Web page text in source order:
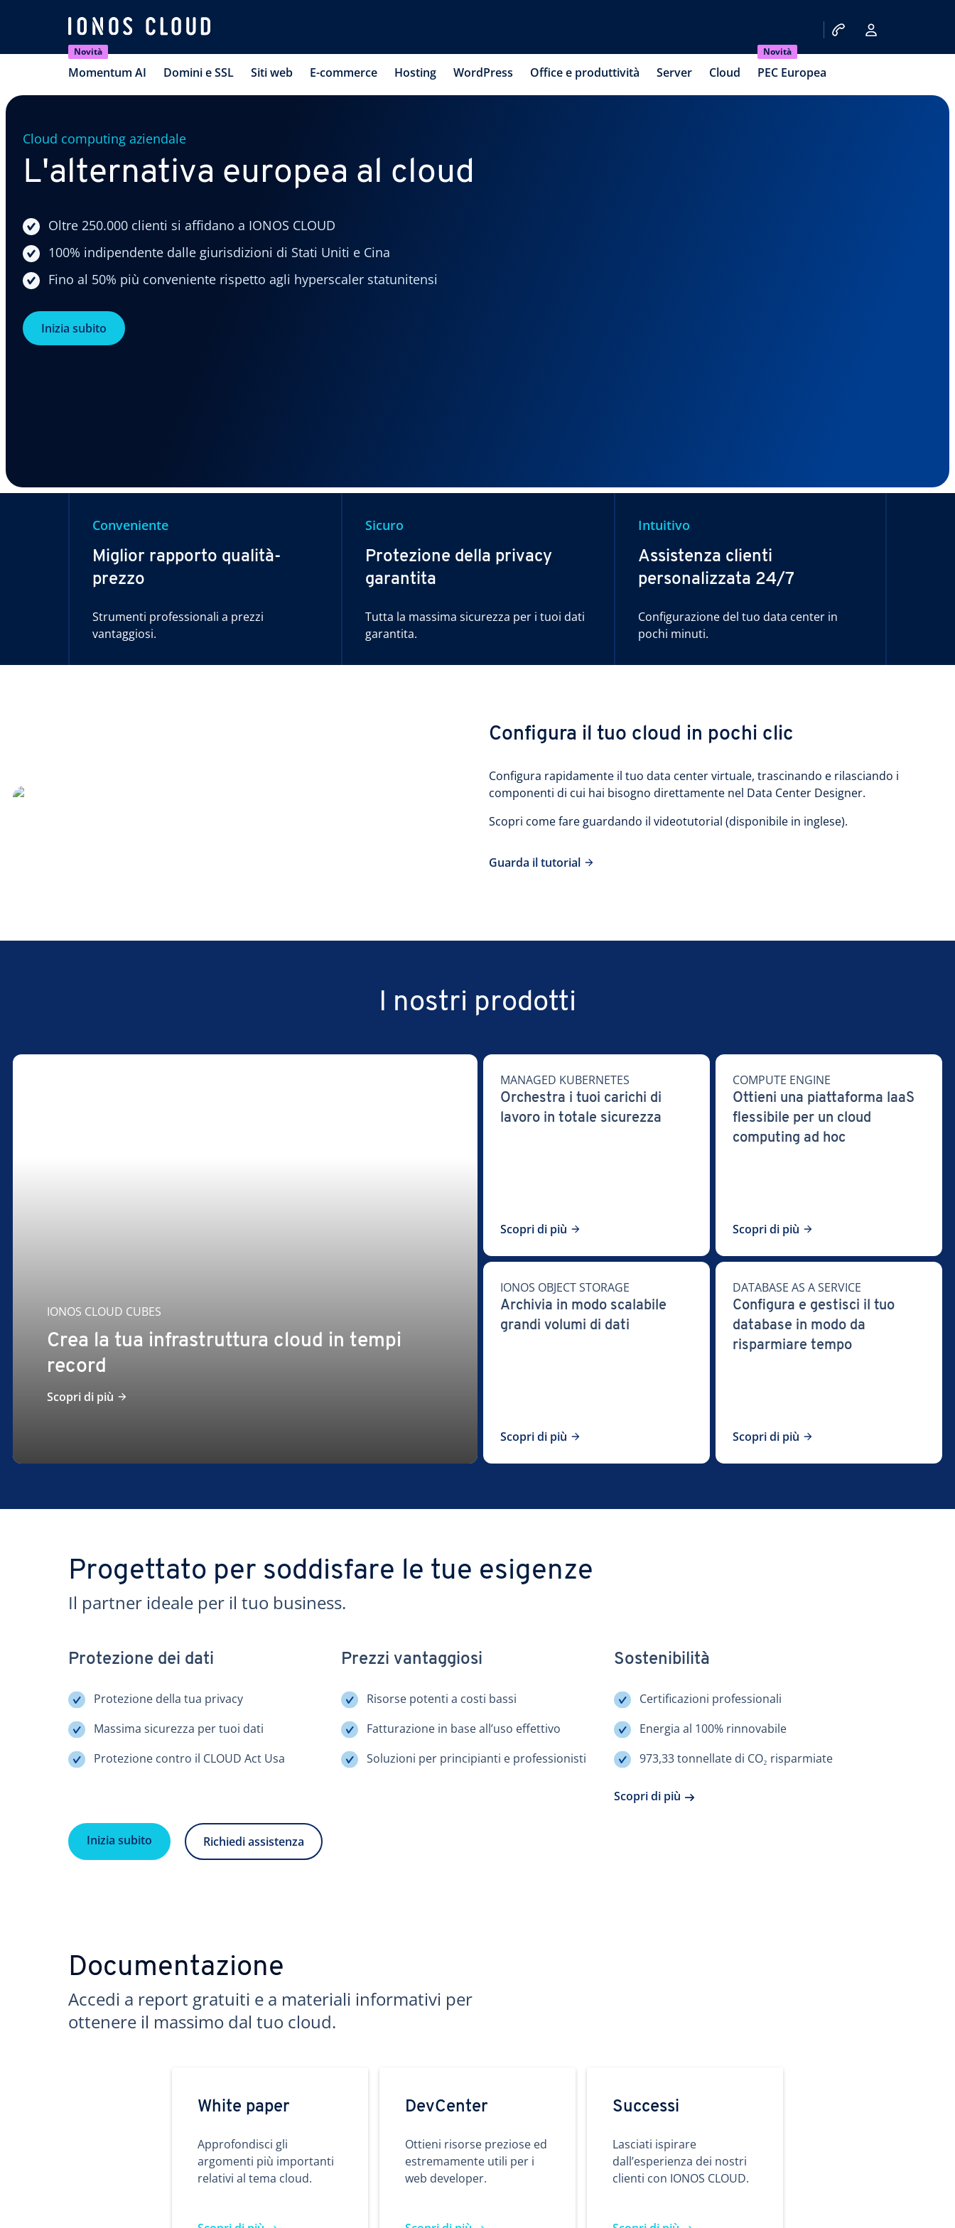
Novità
Momentum AI Domini e SSL Siti web E-commerce Hosting WordPress Office e produttività Server Cloud
Novità
PEC Europea
Cloud computing aziendale
L'alternativa europea al cloud
Oltre 250.000 clienti si affidano a IONOS CLOUD
100% indipendente dalle giurisdizioni di Stati Uniti e Cina
Fino al 50% più conveniente rispetto agli hyperscaler statunitensi
Inizia subito
Conveniente
Miglior rapporto qualità-
prezzo
Strumenti professionali a prezzi
vantaggiosi.
Sicuro
Protezione della privacy
garantita
Tutta la massima sicurezza per i tuoi dati
garantita.
Intuitivo
Assistenza clienti
personalizzata 24/7
Configurazione del tuo data center in
pochi minuti.
Configura il tuo cloud in pochi clic
Configura rapidamente il tuo data center virtuale, trascinando e rilasciando i
componenti di cui hai bisogno direttamente nel Data Center Designer.
Scopri come fare guardando il videotutorial (disponibile in inglese).
Guarda il tutorial
I nostri prodotti
IONOS CLOUD CUBES
Crea la tua infrastruttura cloud in tempi
record
Scopri di più
MANAGED KUBERNETES
Orchestra i tuoi carichi di
lavoro in totale sicurezza
Scopri di più
IONOS OBJECT STORAGE
Archivia in modo scalabile
grandi volumi di dati
Scopri di più
COMPUTE ENGINE
Ottieni una piattaforma laaS
flessibile per un cloud
computing ad hoc
Scopri di più
DATABASE AS A SERVICE
Configura e gestisci il tuo
database in modo da
risparmiare tempo
Scopri di più
Progettato per soddisfare le tue esigenze
Il partner ideale per il tuo business.
Protezione dei dati
Protezione della tua privacy
Massima sicurezza per tuoi dati
Protezione contro il CLOUD Act Usa
Prezzi vantaggiosi
Risorse potenti a costi bassi
Fatturazione in base all’uso effettivo
Soluzioni per principianti e professionisti
Sostenibilità
Certificazioni professionali
Energia al 100% rinnovabile
973,33 tonnellate di CO₂ risparmiate
Scopri di più
Inizia subito Richiedi assistenza
Documentazione
Accedi a report gratuiti e a materiali informativi per
ottenere il massimo dal tuo cloud.
White paper
Approfondisci gli
argomenti più importanti
relativi al tema cloud.
DevCenter
Ottieni risorse preziose ed
estremamente utili per i
web developer.
Successi
Lasciati ispirare
dall’esperienza dei nostri
clienti con IONOS CLOUD.